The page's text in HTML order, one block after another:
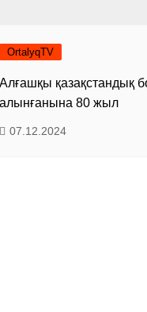
OrtalyqTV
қазақстандық
80 жыл
07.12.2024